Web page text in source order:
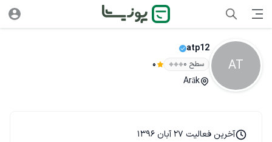
AT
atp12
سطح ۰ 0
Arāk
آخرین فعالیت 27 آبان 1396